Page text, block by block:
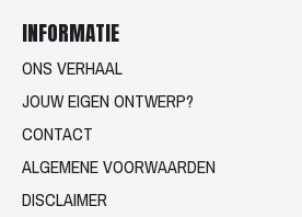
INFORMATIE
ONS VERHAAL
JOUW EIGEN ONTWERP?
CONTACT
ALGEMENE VOORWAARDEN
DISCLAIMER